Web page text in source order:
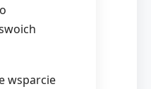
wsparcie